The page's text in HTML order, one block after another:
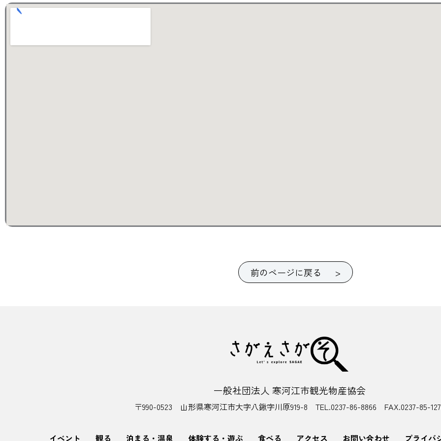
前のページに戻る >
一般社団法人 寒河江市観光物産協会
〒990-0523 山形県寒河江市大字八鍬字川原919-8 TEL.0237-86-8866 FAX.0237-85-
イベント 観る 泊まる・温泉 体験する・遊ぶ 食べる アクセス お問い合わせ プライバ